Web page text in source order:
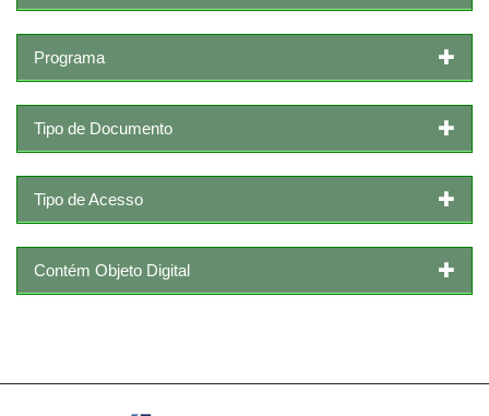
Programa
Tipo de Documento
Tipo de Acesso
Contém Objeto Digital